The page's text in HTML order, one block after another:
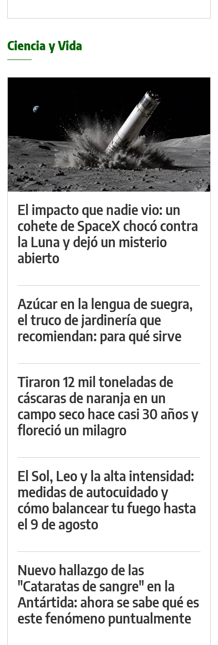
Ciencia y Vida
El impacto que nadie vio: un
cohete de SpaceX chocó contra
la Luna y dejó un misterio
abierto
Azúcar en la lengua de suegra,
el truco de jardinería que
recomiendan: para qué sirve
Tiraron 12 mil toneladas de
cáscaras de naranja en un
campo seco hace casi 30 años y
floreció un milagro
El Sol, Leo y la alta intensidad:
medidas de autocuidado y
cómo balancear tu fuego hasta
el 9 de agosto
Nuevo hallazgo de las
"Cataratas de sangre" en la
Antártida: ahora se sabe qué es
este fenómeno puntualmente